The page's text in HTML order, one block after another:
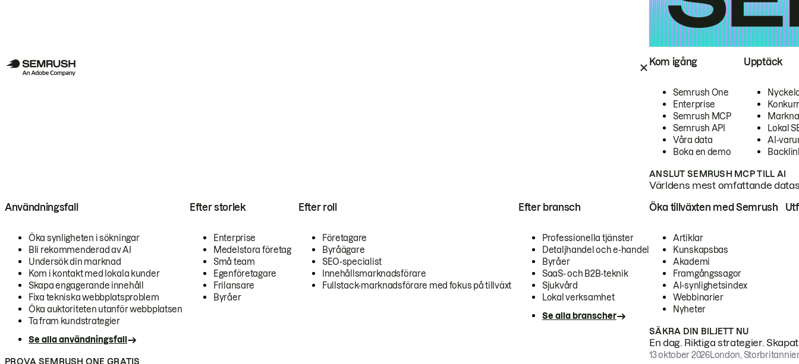
Kom igång
Semrush One
Enterprise
Semrush MCP
Semrush API
Våra data
Boka en demo
Upptäck
Lokal
AI-
ANSLUT SEMRUSH MCP TILL AI
Världens mest omfattande
Användningsfall
Öka synligheten i sökningar
Bli rekommenderad av AI
Undersök din marknad
Kom i kontakt med lokala kunder
Skapa engagerande innehåll
Fixa tekniska webbplatsproblem
Öka auktoriteten utanför webbplatsen
Ta fram kundstrategier
Se alla användningsfall
Efter storlek
Enterprise
Medelstora företag
Små team
Egenföretagare
Frilansare
Byråer
Efter roll
Företagare
Byråägare
SEO-specialist
Innehållsmarknadsförare
Fullstack-marknadsförare med fokus på tillväxt
Efter bransch
Professionella tjänster
Detaljhandel och e-handel
Byråer
SaaS- och B2B-teknik
Sjukvård
Lokal verksamhet
Se alla branscher
PROVA SEMRUSH ONE GRATIS
Öka tillväxten med Semrush
Artiklar
Kunskapsbas
Akademi
Framgångssagor
AI-synlighetsindex
Webbinarier
Nyheter
SÄKRA DIN BILJETT NU
En dag. Riktiga strategier.
13 oktober 2026London,